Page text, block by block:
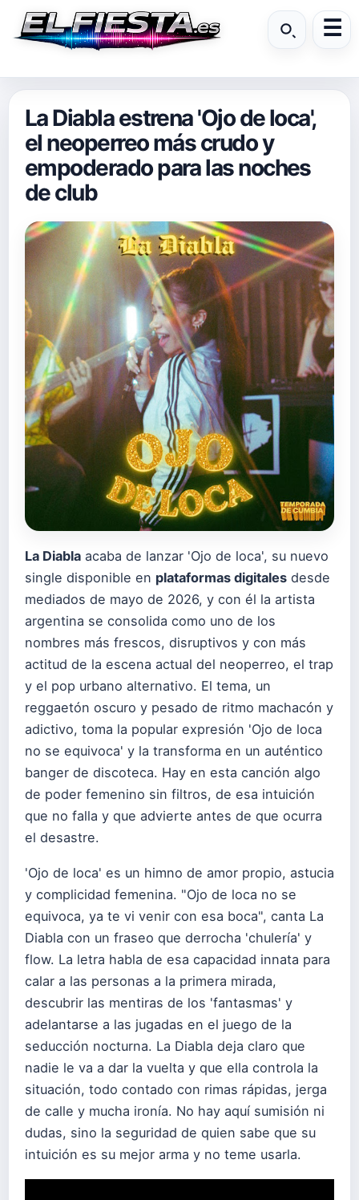
La Diabla estrena 'Ojo de loca',
el neoperreo más crudo y
empoderado para las noches
de club
La Diabla acaba de lanzar 'Ojo de loca', su nuevo
single disponible en plataformas digitales desde
mediados de mayo de 2026, y con él la artista
argentina se consolida como uno de los
nombres más frescos, disruptivos y con más
actitud de la escena actual del neoperreo, el trap
y el pop urbano alternativo. El tema, un
reggaetón oscuro y pesado de ritmo machacón y
adictivo, toma la popular expresión 'Ojo de loca
no se equivoca' y la transforma en un auténtico
banger de discoteca. Hay en esta canción algo
de poder femenino sin filtros, de esa intuición
que no falla y que advierte antes de que ocurra
el desastre.
'Ojo de loca' es un himno de amor propio, astucia
y complicidad femenina. "Ojo de loca no se
equivoca, ya te vi venir con esa boca", canta La
Diabla con un fraseo que derrocha 'chulería' y
flow. La letra habla de esa capacidad innata para
calar a las personas a la primera mirada,
descubrir las mentiras de los 'fantasmas' y
adelantarse a las jugadas en el juego de la
seducción nocturna. La Diabla deja claro que
nadie le va a dar la vuelta y que ella controla la
situación, todo contado con rimas rápidas, jerga
de calle y mucha ironía. No hay aquí sumisión ni
dudas, sino la seguridad de quien sabe que su
intuición es su mejor arma y no teme usarla.